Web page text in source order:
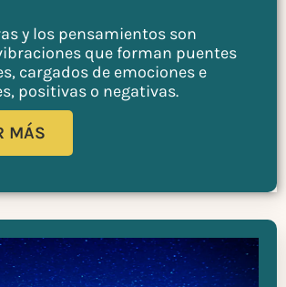
y los pensamientos son
que forman puentes
cargados de emociones e
positivas o negativas.
MÁS